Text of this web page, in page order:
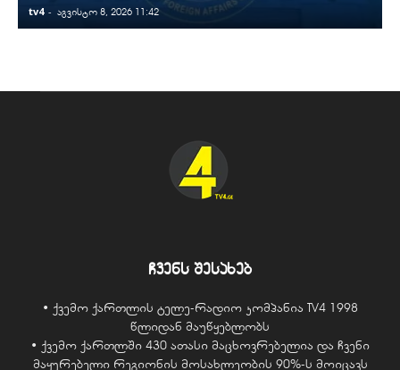
tv4 - აგვისტო 8, 2026 11:42
ჩვენს შესახებ
• ქვემო ქართლის ტელე-რადიო კომპანია TV4 1998
წლიდან მაუწყებლობს
• ქვემო ქართლში 430 ათასი მაცხოვრებელია და ჩვენი
მაყურებელი რეგიონის მოსახლეობის 90%-ს მოიცავს